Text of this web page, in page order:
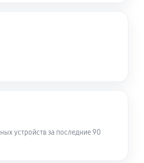
устройств за последние 90